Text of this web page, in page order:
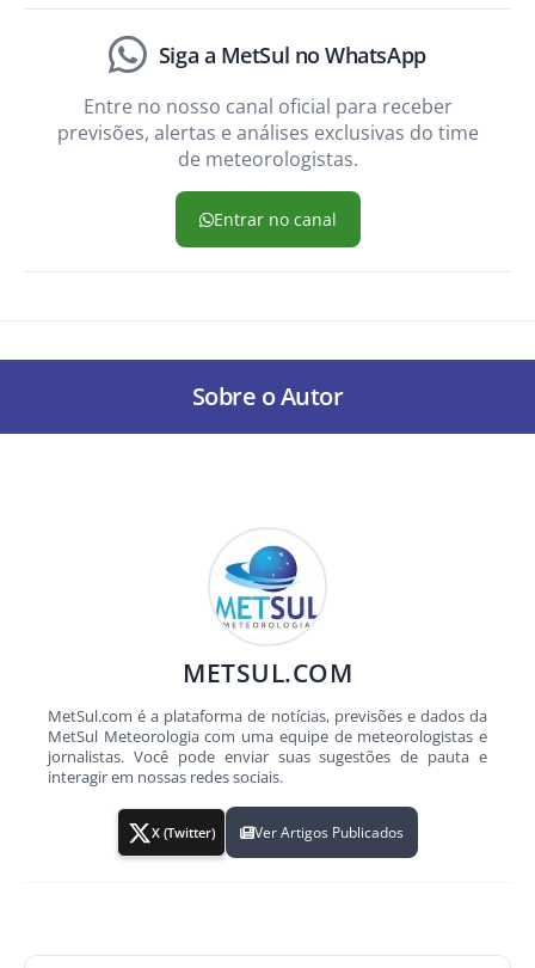
Siga a MetSul no WhatsApp
Entre no nosso canal oficial para receber
previsões, alertas e análises exclusivas do time
de meteorologistas.
Entrar no canal
Sobre o Autor
METSUL.COM
MetSul.com é a plataforma de notícias, previsões e dados da
MetSul Meteorologia com uma equipe de meteorologistas e
jornalistas. Você pode enviar suas sugestões de pauta e
interagir em nossas redes sociais.
X (Twitter) Ver Artigos Publicados